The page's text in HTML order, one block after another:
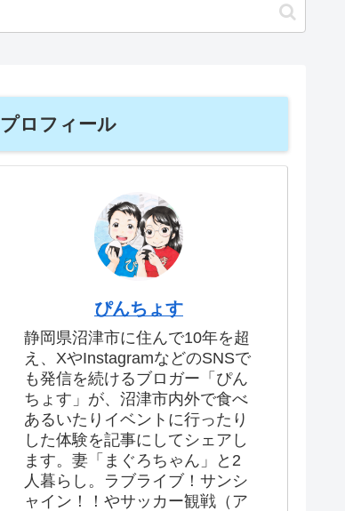
プロフィール
ぴんちょす
静岡県沼津市に住んで10年を超
え、XやInstagramなどのSNSで
も発信を続けるブロガー「ぴん
ちょす」が、沼津市内外で食べ
あるいたりイベントに行ったり
した体験を記事にしてシェアし
ます。妻「まぐろちゃん」と2
人暮らし。ラブライブ！サンシ
ャイン！！やサッカー観戦（ア